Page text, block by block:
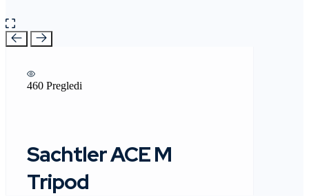
460 Pregledi
Sachtler ACE M
Tripod